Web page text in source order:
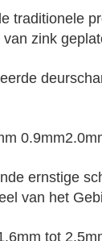
traditionele
zink
ernstige
van het
tot